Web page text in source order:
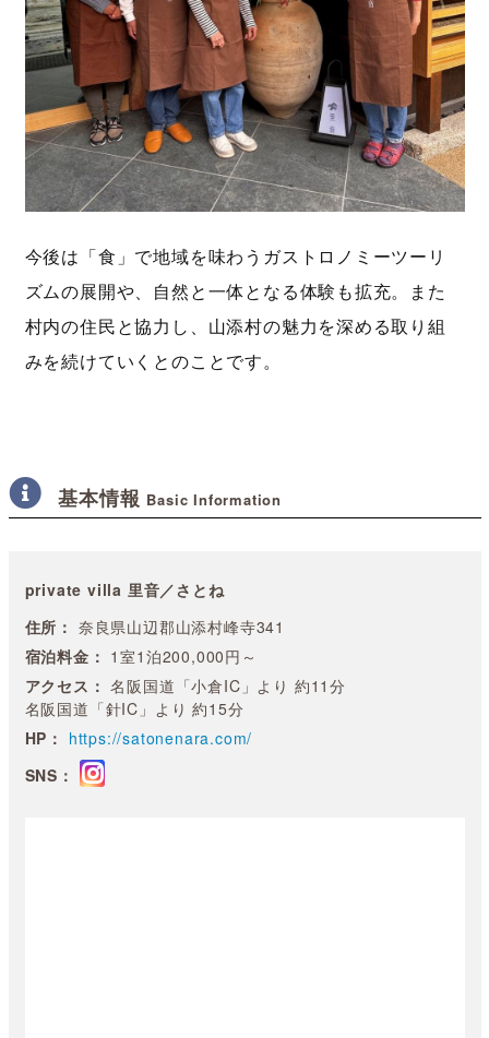
今後は「食」で地域を味わうガストロノミーツーリ
ズムの展開や、自然と一体となる体験も拡充。また
村内の住民と協力し、山添村の魅力を深める取り組
みを続けていくとのことです。
基本情報 Basic Information
private villa 里音／さとね
住所： 奈良県山辺郡山添村峰寺341
宿泊料金： 1室1泊200,000円～
アクセス： 名阪国道「小倉IC」より 約11分
名阪国道「針IC」より 約15分
HP： https://satonenara.com/
SNS：